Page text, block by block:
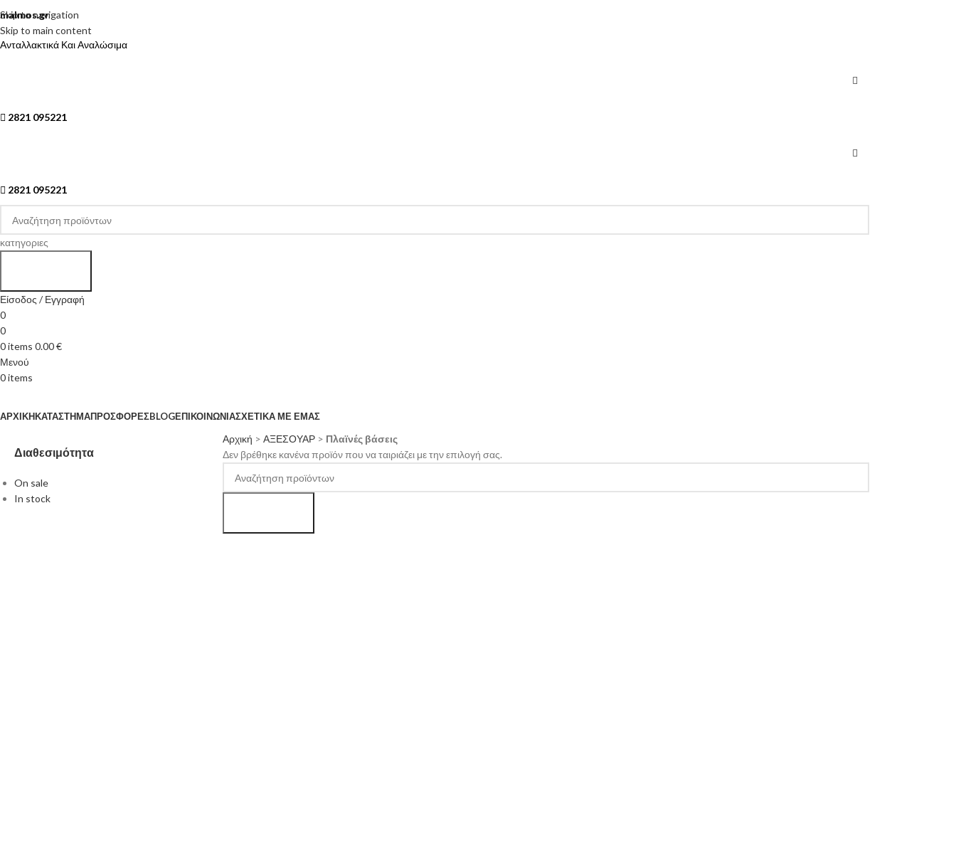
Skip to navigation
Skip to main content
malmos.gr
Ανταλλακτικά Και Αναλώσιμα
2821 095221
2821 095221
κατηγοριες
Είσοδος / Εγγραφή
0
0
0items 0.00€
Μενού
0items
ΑΡΧΙΚΉΚΑΤΆΣΤΗΜΑΠΡΟΣΦΟΡΈΣBLOGΕΠΙΚΟΙΝΩΝΊΑΣΧΕΤΙΚΆ ΜΕ ΕΜΆΣ
Διαθεσιμότητα
On sale
In stock
Αρχική > ΑΞΕΣΟΥΑΡ> Πλαϊνές βάσεις
Δεν βρέθηκε κανένα προϊόν που να ταιριάζει με την επιλογή σας.